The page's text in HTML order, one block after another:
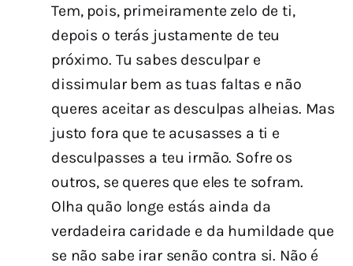
Tem, pois, primeiramente zelo de ti,
depois o terás justamente de teu
próximo. Tu sabes desculpar e
dissimular bem as tuas faltas e não
queres aceitar as desculpas alheias. Mas
justo fora que te acusasses a ti e
desculpasses a teu irmão. Sofre os
outros, se queres que eles te sofram.
Olha quão longe estás ainda da
verdadeira caridade e da humildade que
se não sabe irar senão contra si. Não é